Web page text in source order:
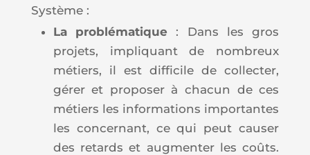
Système :
La problématique : Dans les gros
projets, impliquant de nombreux
métiers, il est difficile de collecter,
gérer et proposer à chacun de ces
métiers les informations importantes
les concernant, ce qui peut causer
des retards et augmenter les coûts.